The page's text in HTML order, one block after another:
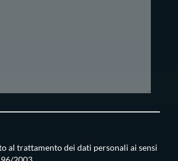
al trattamento dei dati personali ai sensi